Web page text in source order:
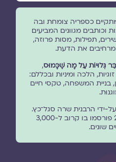
כספריה צומחת ובה
מגוונים המביעים
תפילות, מסות פרוזה,
את הדעת.
גְּלוּיוֹת עַל מָה שֶׁכָּמוּס,
הלכה ומיניות ובכללם:
בניית המשפחה, טקסי חיים
נוסד בשנת 2019 על-ידי הרבנית שרה סגל־כץ.
עם הכניסה לשנת 2025 פורסמו בו קרוב ל-3,000
שונים.